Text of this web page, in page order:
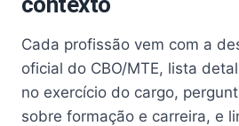
Cada profissão vem com a
oficial do CBO/MTE, lista
no exercício do cargo,
sobre formação e carreira, e